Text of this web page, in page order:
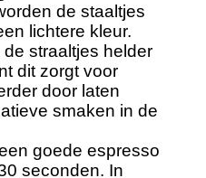
de staaltjes
lichtere kleur.
straaltjes helder
dit zorgt voor
door laten
smaken in de
goede espresso
seconden. In